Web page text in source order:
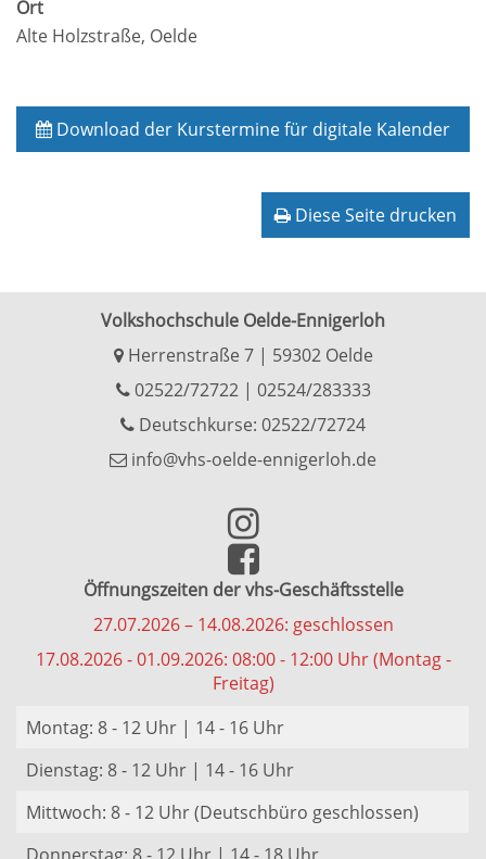
Ort
Alte Holzstraße, Oelde
Download der Kurstermine für digitale Kalender
Diese Seite drucken
Volkshochschule Oelde-Ennigerloh
Herrenstraße 7 | 59302 Oelde
02522/72722| 02524/283333
Deutschkurse: 02522/72724
info@vhs-oelde-ennigerloh.de
Öffnungszeiten der vhs-Geschäftsstelle
27.07.2026 – 14.08.2026: geschlossen
17.08.2026 - 01.09.2026: 08:00 - 12:00 Uhr (Montag -
Freitag)
Montag: 8 - 12 Uhr | 14 - 16 Uhr
Dienstag: 8 - 12 Uhr | 14 - 16 Uhr
Mittwoch: 8 - 12 Uhr (Deutschbüro geschlossen)